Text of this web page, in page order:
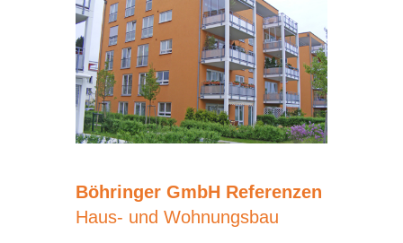
Böhringer GmbH Referenzen
Haus- und Wohnungsbau